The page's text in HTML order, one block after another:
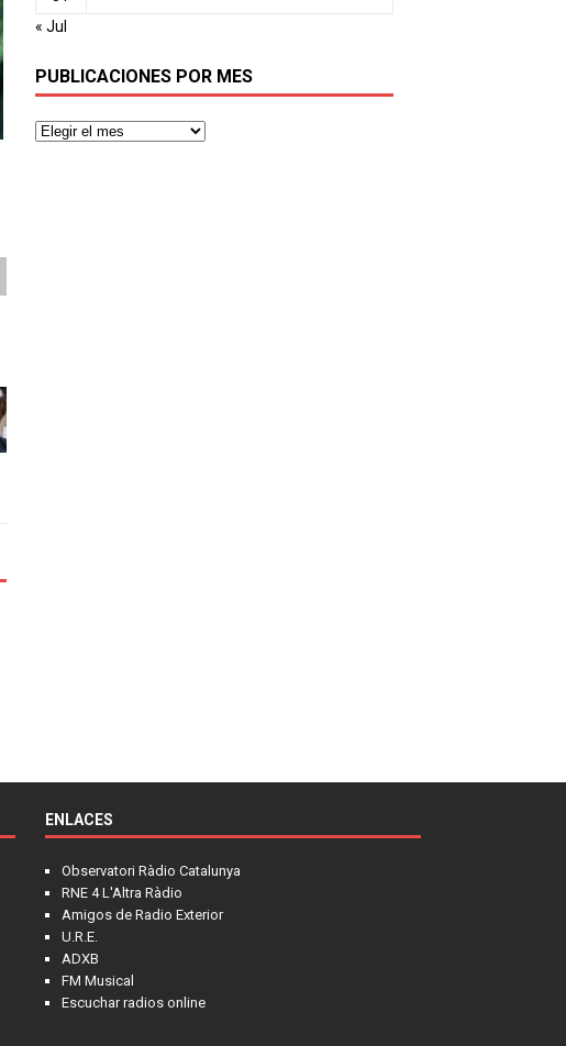
« Jul
PUBLICACIONES POR MES
ENLACES
Observatori Ràdio Catalunya
RNE 4 L'Altra Ràdio
Amigos de Radio Exterior
U.R.E.
ADXB
FM Musical
Escuchar radios online